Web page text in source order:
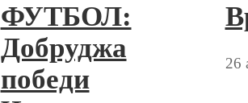
ФУТБОЛ:
Добруджа
победи
26